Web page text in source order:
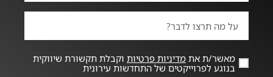
מאשר/ת את מדיניות פרטיות וקבלת תקשורת שיווקית
בנוגע לפרוייקטים של התחדשות עירונית